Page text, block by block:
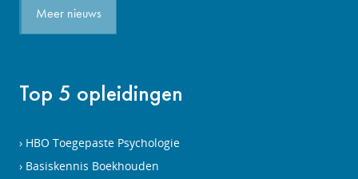
Meer nieuws
Top 5 opleidingen
HBO Toegepaste Psychologie
Basiskennis Boekhouden